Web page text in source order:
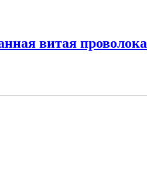
витая проволока